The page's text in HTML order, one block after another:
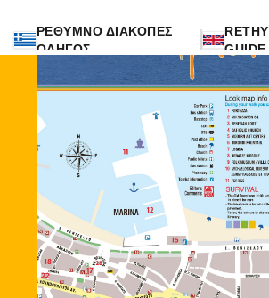
ΡΕΘΥΜΝΟ ΔΙΑΚΟΠΕΣ
ΟΔΗΓΟΣ
GUIDE